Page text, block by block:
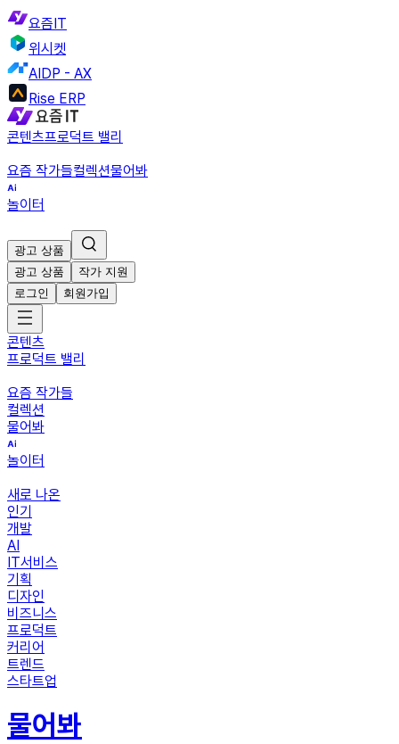
요즘IT
위시켓
AIDP - AX
Rise ERP
콘텐츠프로덕트 밸리
요즘 작가들컬렉션물어봐
놀이터
광고 상품
광고 상품
작가 지원
로그인
회원가입
콘텐츠
프로덕트 밸리
요즘 작가들
컬렉션
물어봐
놀이터
새로 나온
인기
개발
AI
IT서비스
기획
디자인
비즈니스
프로덕트
커리어
트렌드
스타트업
물어봐